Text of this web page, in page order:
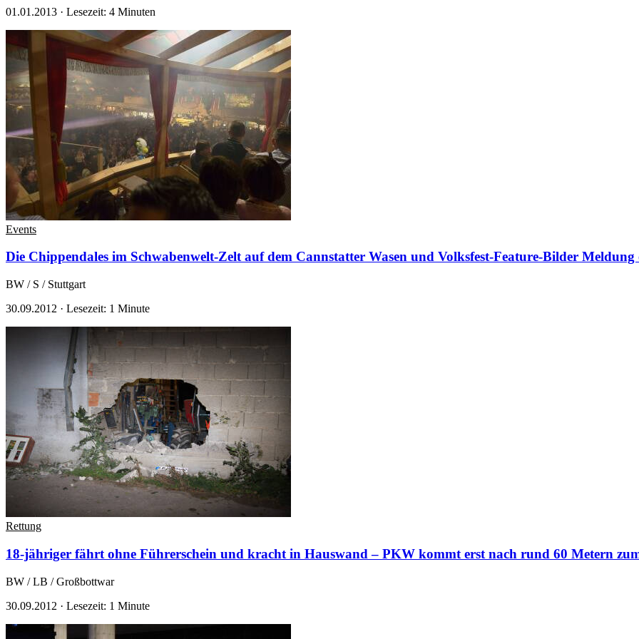
01.01.2013 · Lesezeit: 4 Minuten
Events
Die Chippendales im Schwabenwelt-Zelt auf dem Cannstatter Wasen und Volksfest-Feature-Bilder Meldung
BW / S / Stuttgart
30.09.2012 · Lesezeit: 1 Minute
Rettung
18-jähriger fährt ohne Führerschein und kracht in Hauswand – PKW kommt erst nach rund 60 Metern
BW / LB / Großbottwar
30.09.2012 · Lesezeit: 1 Minute